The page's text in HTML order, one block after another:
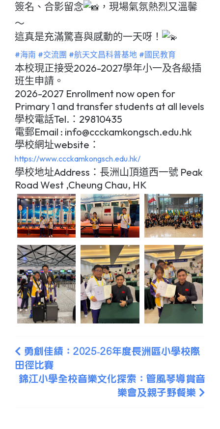
簽名、合影留念
，現場氣氛熱烈又溫馨
～
這真是充滿驚喜與感動的一天呀！
#海南 #交流團 #航天文昌科普基地 #國民教育
本校現正接受2026-2027學年小一及各級插
班生申請。
2026-2027 Enrollment now open for
Primary 1 and transfer students at all levels
學校電話Tel.：29810435
電郵Email : info@ccckamkongsch.edu.hk
學校網址website：
https://www.ccckamkongsch.edu.hk/
學校地址Address：長洲山頂道西一號 Peak
Road West ,Cheung Chau, HK
勇創佳績：2025‑26年度長洲區小學校際
田徑比賽
錦江小學全校音樂文化探索：管風琴導賞音
樂會及親子野餐樂